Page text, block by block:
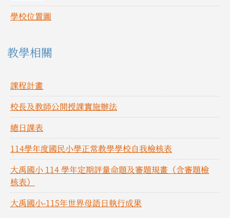
學校位置圖
教學相關
課程計畫
校長及教師公開授課實施辦法
總日課表
114學年度國民小學正常教學學校自我檢核表
大禹國小 114 學年定期評量命題及審題規畫（含審題檢
核表）
大禹國小-115年世界母語日執行成果